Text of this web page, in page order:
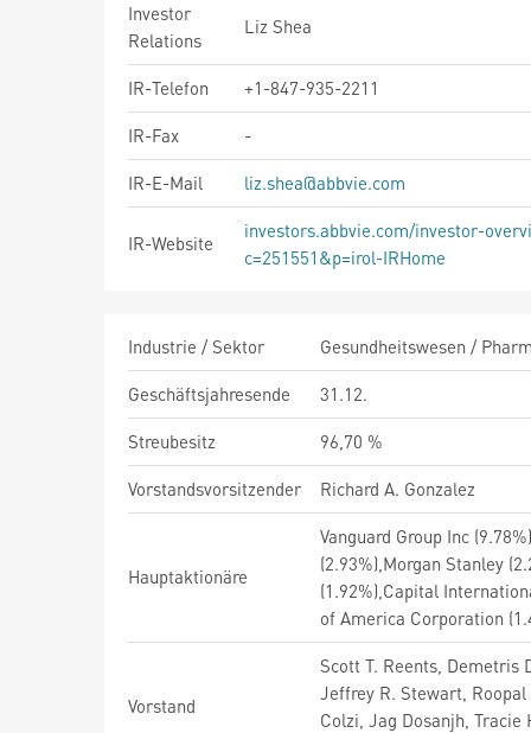
Investor
Relations
Liz Shea
IR-Telefon
+1-847-935-2211
IR-Fax
-
IR-E-Mail
liz.shea@abbvie.com
IR-Website
investors.abbvie.com/investor-
c=251551&p=irol-IRHome
Industrie / Sektor
Gesundheitswesen /
Geschäftsjahresende
31.12.
Streubesitz
96,70 %
Vorstandsvorsitzender
Richard A. Gonzalez
Hauptaktionäre
Vanguard Group Inc
(2.93%),Morgan Stanley
(1.92%),Capital
of America Corporation
Vorstand
Scott T. Reents, Demetris
Jeffrey R. Stewart,
Colzi, Jag Dosanjh, Tracie